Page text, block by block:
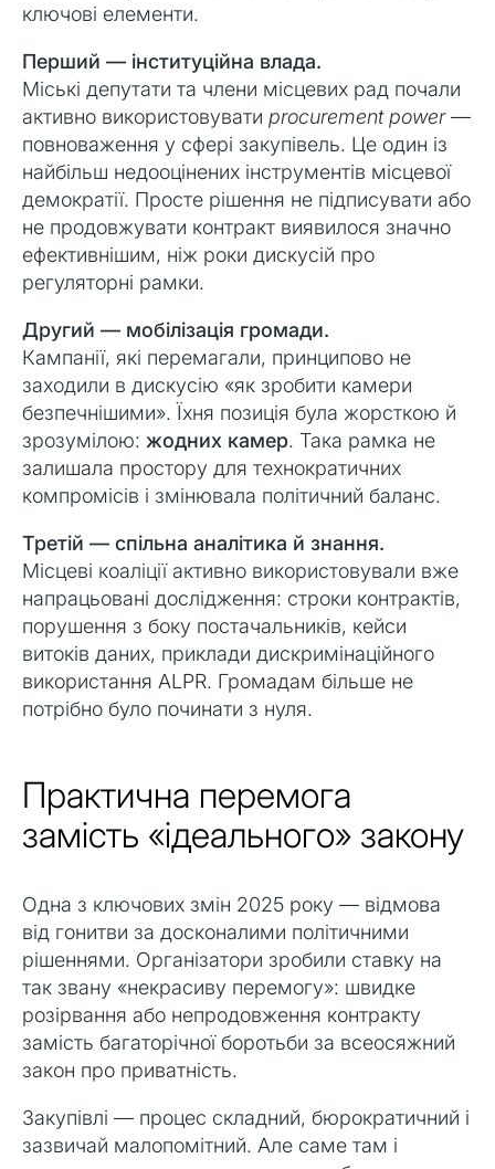
ключові елементи.
Перший — інституційна влада.
Міські депутати та члени місцевих рад почали
активно використовувати procurement power—
повноваження у сфері закупівель. Це один із
найбільш недооцінених інструментів місцевої
демократії. Просте рішення не підписувати або
не продовжувати контракт виявилося значно
ефективнішим, ніж роки дискусій про
регуляторні рамки.
Другий — мобілізація громади.
Кампанії, які перемагали, принципово не
заходили в дискусію «як зробити камери
безпечнішими». Їхня позиція була жорсткою й
зрозумілою: жодних камер. Така рамка не
залишала простору для технократичних
компромісів і змінювала політичний баланс.
Третій — спільна аналітика й знання.
Місцеві коаліції активно використовували вже
напрацьовані дослідження: строки контрактів,
порушення з боку постачальників, кейси
витоків даних, приклади дискримінаційного
використання ALPR. Громадам більше не
потрібно було починати з нуля.
Практична перемога
замість «ідеального» закону
Одна з ключових змін 2025 року — відмова
від гонитви за досконалими політичними
рішеннями. Організатори зробили ставку на
так звану «некрасиву перемогу»: швидке
розірвання або непродовження контракту
замість багаторічної боротьби за всеосяжний
закон про приватність.
Закупівлі — процес складний, бюрократичний і
зазвичай малопомітний. Але саме там і